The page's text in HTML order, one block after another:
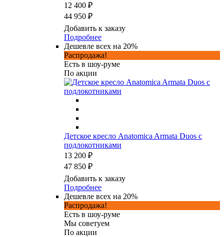
12 400 ₽
44 950 ₽
Добавить к заказу
Подробнее
Дешевле всех на 20%
Распродажа!
Есть в шоу-руме
По акции
Детское кресло Anatomica Armata Duos с
подлокотниками
13 200 ₽
47 850 ₽
Добавить к заказу
Подробнее
Дешевле всех на 20%
Распродажа!
Есть в шоу-руме
Мы советуем
По акции